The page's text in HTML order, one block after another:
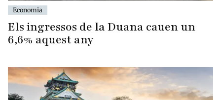
Economia
Els ingressos de la Duana cauen un
6,6% aquest any